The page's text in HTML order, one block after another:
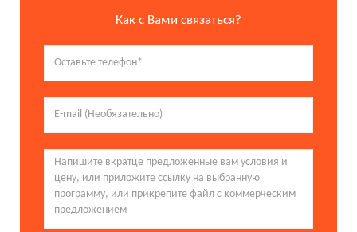
Как с Вами связаться?